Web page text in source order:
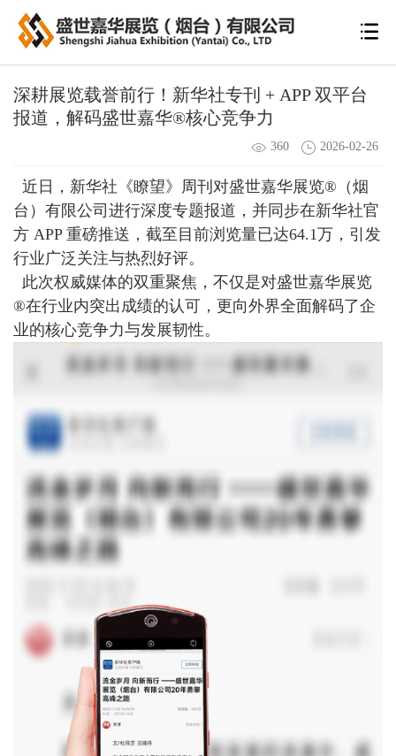
深耕展览载誉前行！新华社专刊 + APP 双平台
报道，解码盛世嘉华®核心竞争力
360 2026-02-26
近日，新华社《瞭望》周刊对盛世嘉华展览® （烟
台）有限公司进行深度专题报道，并同步在新华社官
方 APP 重磅推送，截至目前浏览量已达64.1万，引发
行业广泛关注与热烈好评。
此次权威媒体的双重聚焦，不仅是对盛世嘉华展览
®在行业内突出成绩的认可，更向外界全面解码了企
业的核心竞争力与发展韧性。